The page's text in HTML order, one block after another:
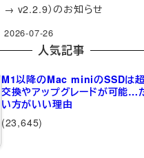
→ v2.2.9）のお知らせ
2026-07-26
人気記事
M1以降のMac miniのSSDは
交換やアップグレードが可能…
い方がいい理由
(23,645)